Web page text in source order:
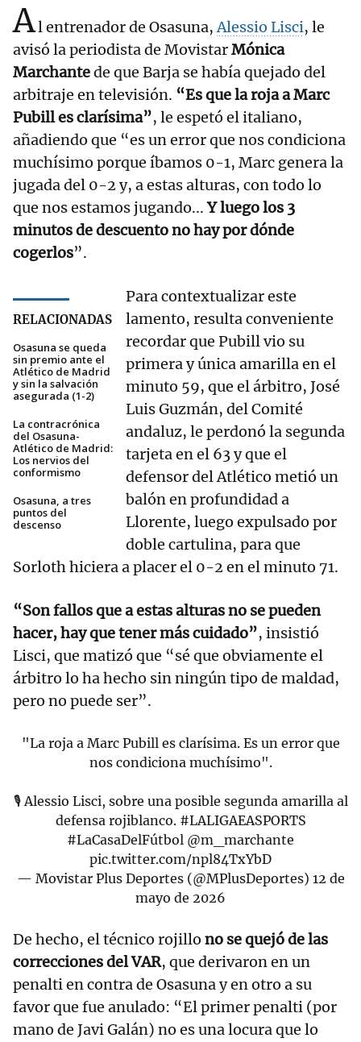
Al entrenador de Osasuna,Alessio Lisci, le
avisó la periodista de MovistarMónica
Marchantede que Barja se había quejado del
arbitraje en televisión. “Es que la roja a Marc
Pubill es clarísima”, le espetó el italiano,
añadiendo que “es un error que nos condiciona
muchísimo porque íbamos 0-1, Marc genera la
jugada del 0-2 y, a estas alturas, con todo lo
que nos estamos jugando...Y luego los 3
minutos de descuento no hay por dónde
cogerlos”.
RELACIONADAS
Osasuna se queda
sin premio ante el
Atlético de Madrid
y sin la salvación
asegurada (1-2)
La contracrónica
del Osasuna-
Atlético de Madrid:
Los nervios del
conformismo
Osasuna, a tres
puntos del
descenso
Para contextualizar este
lamento, resulta conveniente
recordar que Pubill vio su
primera y única amarilla en el
minuto 59, que el árbitro, José
Luis Guzmán, del Comité
andaluz, le perdonó la segunda
tarjeta en el 63 y que el
defensor del Atlético metió un
balón en profundidad a
Llorente, luego expulsado por
doble cartulina, para que
Sorloth hiciera a placer el 0-2 en el minuto 71.
“Son fallos que a estas alturas no se pueden
hacer, hay que tener más cuidado”, insistió
Lisci, que matizó que “sé que obviamente el
árbitro lo ha hecho sin ningún tipo de maldad,
pero no puede ser”.
"La roja a Marc Pubill es clarísima. Es un error que
nos condiciona muchísimo".
🎙️ Alessio Lisci, sobre una posible segunda amarilla al
defensa rojiblanco. #LALIGAEASPORTS
#LaCasaDelFútbol @m_marchante
pic.twitter.com/npl84TxYbD
— Movistar Plus Deportes (@MPlusDeportes) 12 de
mayo de 2026
De hecho, el técnico rojillo no se quejó de las
correcciones del VAR, que derivaron en un
penalti en contra de Osasuna y en otro a su
favor que fue anulado: “El primer penalti (por
mano de Javi Galán) no es una locura que lo